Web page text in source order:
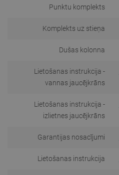
Punktu komplekts
Komplekts uz stieņa
Dušas kolonna
Lietošanas instrukcija -
vannas jaucējkrāns
Lietošanas instrukcija -
izlietnes jaucējkrāns
Garantijas nosacījumi
Lietošanas instrukcija